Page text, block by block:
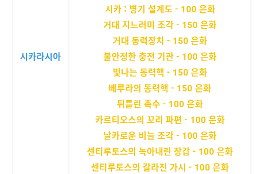
시카라시아
시카 : 병기 설계도 - 100 은화
거대 지느러미 조각 - 150 은화
거대 동력장치 - 150 은화
불안정한 충전 기관 - 100 은화
빛나는 동력핵 - 150 은화
베루라의 동력핵 - 150 은화
뒤틀린 촉수 - 100 은화
카르티오스의 꼬리 파편 - 100 은화
날카로운 비늘 조각 - 100 은화
센티루토스의 녹아내린 장갑 - 100 은화
센티루토스의 갈라진 가시 - 100 은화